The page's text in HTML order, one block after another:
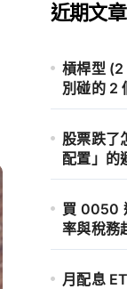
近期文章
槓桿型 (2
別碰的 2
股票跌了
配置」的
買 0050
率與稅務
月配息